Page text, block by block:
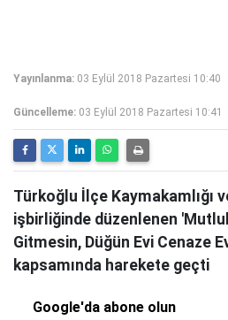
Yayınlanma: 03 Eylül 2018 Pazartesi 10:40
Güncelleme: 03 Eylül 2018 Pazartesi 10:41
Türkoğlu İlçe Kaymakamlığı
işbirliğinde düzenlenen
Gitmesin, Düğün Evi Cenaze
kapsamında harekete geçti
Google'da abone olun